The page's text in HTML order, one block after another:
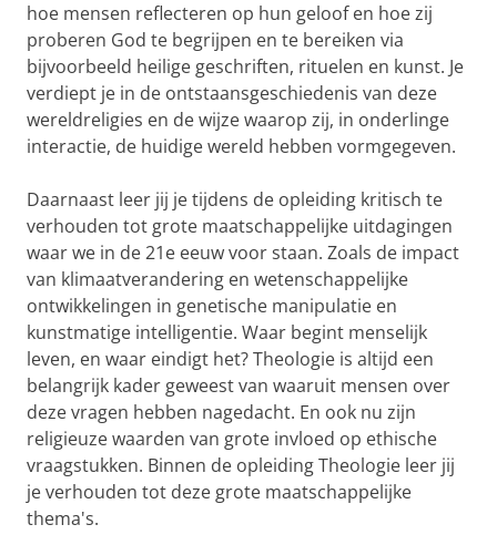
hoe mensen reflecteren op hun geloof en hoe zij
proberen God te begrijpen en te bereiken via
bijvoorbeeld heilige geschriften, rituelen en kunst. Je
verdiept je in de ontstaansgeschiedenis van deze
wereldreligies en de wijze waarop zij, in onderlinge
interactie, de huidige wereld hebben vormgegeven.
Daarnaast leer jij je tijdens de opleiding kritisch te
verhouden tot grote maatschappelijke uitdagingen
waar we in de 21e eeuw voor staan. Zoals de impact
van klimaatverandering en wetenschappelijke
ontwikkelingen in genetische manipulatie en
kunstmatige intelligentie. Waar begint menselijk
leven, en waar eindigt het? Theologie is altijd een
belangrijk kader geweest van waaruit mensen over
deze vragen hebben nagedacht. En ook nu zijn
religieuze waarden van grote invloed op ethische
vraagstukken. Binnen de opleiding Theologie leer jij
je verhouden tot deze grote maatschappelijke
thema's.